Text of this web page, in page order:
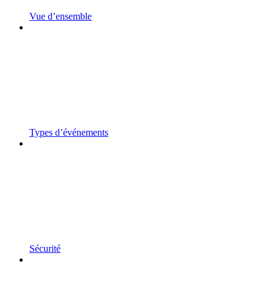
Vue d’ensemble
Types d’événements
Sécurité